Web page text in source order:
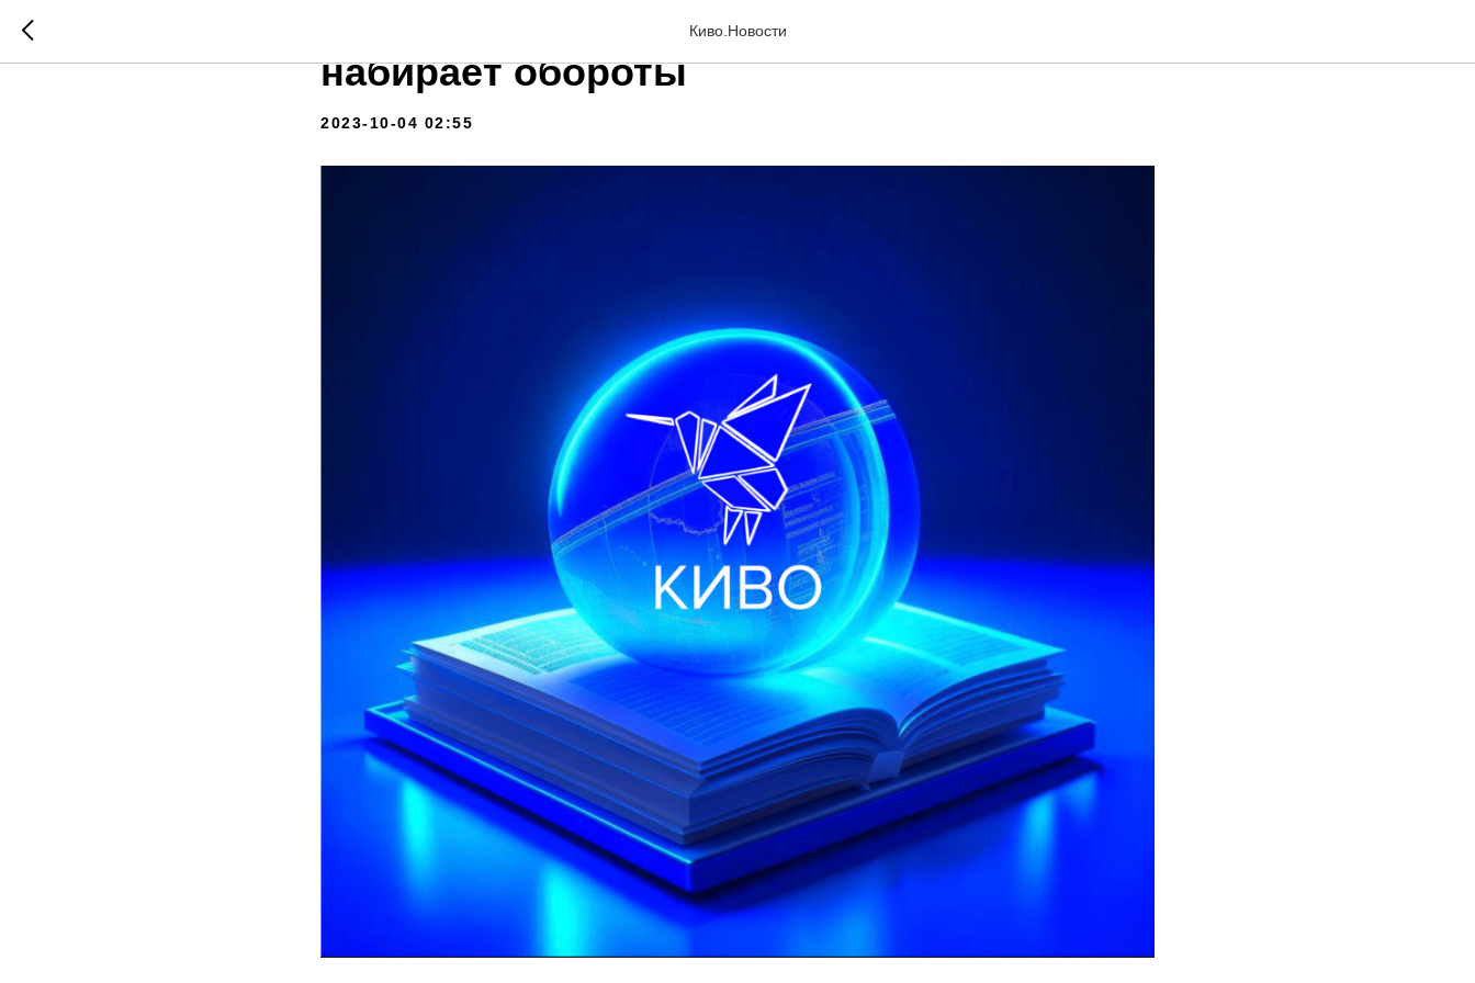
Киво.Новости
Десятый юбилейный сезон КИвО - 2023
набирает обороты
2023-10-04 02:55